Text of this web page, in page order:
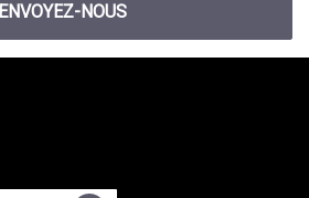
ENVOYEZ-NOUS